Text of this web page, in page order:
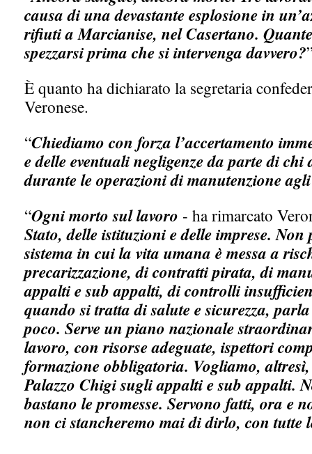
causa di una devastante esplosione in
rifiuti a Marcianise, nel Casertano.
spezzarsi prima che si intervenga davvero?
È quanto ha dichiarato la segretaria
Veronese.
“Chiediamo con forza l’accertamento
e delle eventuali negligenze da parte di
durante le operazioni di manutenzione
“Ogni morto sul lavoro - ha rimarcato
Stato, delle istituzioni e delle imprese. Non
sistema in cui la vita umana è messa a
precarizzazione, di contratti pirata, di
appalti e sub appalti, di controlli
quando si tratta di salute e sicurezza,
poco. Serve un piano nazionale
lavoro, con risorse adeguate, ispettori
formazione obbligatoria. Vogliamo,
Palazzo Chigi sugli appalti e sub appalti.
bastano le promesse. Servono fatti, ora e
non ci stancheremo mai di dirlo, con tutte